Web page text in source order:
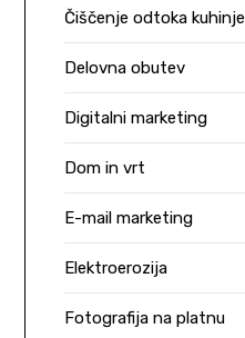
Čiščenje odtoka kuhinje
Delovna obutev
Digitalni marketing
Dom in vrt
E-mail marketing
Elektroerozija
Fotografija na platnu